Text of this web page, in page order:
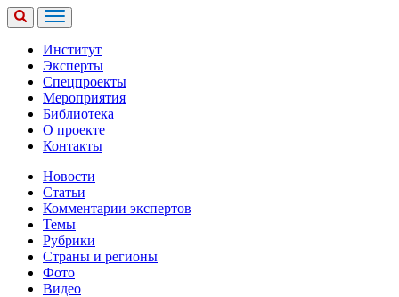
Институт
Эксперты
Спецпроекты
Мероприятия
Библиотека
О проекте
Контакты
Новости
Статьи
Комментарии экспертов
Темы
Рубрики
Страны и регионы
Фото
Видео